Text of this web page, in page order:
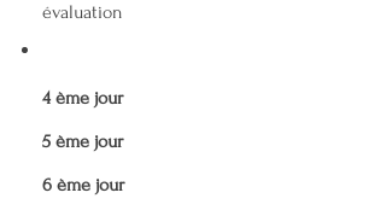
évaluation
4 ème jour
5 ème jour
6 ème jour